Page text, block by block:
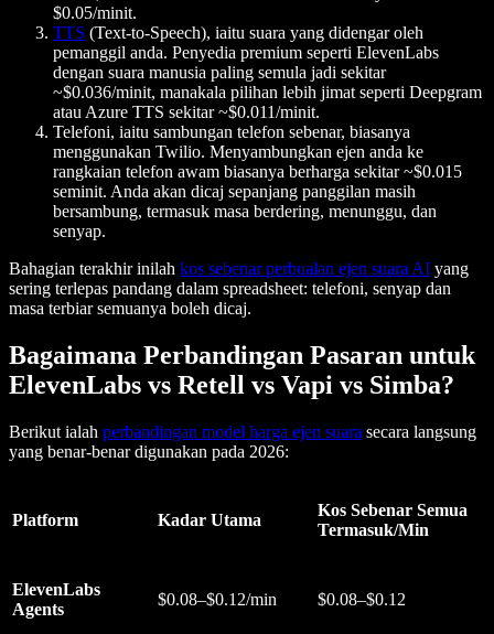
$0.05/minit.
TTS (Text-to-Speech), iaitu suara yang didengar oleh
pemanggil anda. Penyedia premium seperti ElevenLabs
dengan suara manusia paling semula jadi sekitar
~$0.036/minit, manakala pilihan lebih jimat seperti Deepgram
atau Azure TTS sekitar ~$0.011/minit.
Telefoni, iaitu sambungan telefon sebenar, biasanya
menggunakan Twilio. Menyambungkan ejen anda ke
rangkaian telefon awam biasanya berharga sekitar ~$0.015
seminit. Anda akan dicaj sepanjang panggilan masih
bersambung, termasuk masa berdering, menunggu, dan
senyap.
Bahagian terakhir inilah kos sebenar perbualan ejen suara AI yang
sering terlepas pandang dalam spreadsheet: telefoni, senyap dan
masa terbiar semuanya boleh dicaj.
Bagaimana Perbandingan Pasaran untuk
ElevenLabs vs Retell vs Vapi vs Simba?
Berikut ialah perbandingan model harga ejen suara secara langsung
yang benar-benar digunakan pada 2026:
Platform Kadar Utama
Kos Sebenar Semua
Termasuk/Min
ElevenLabs
Agents
$0.08–$0.12/min $0.08–$0.12